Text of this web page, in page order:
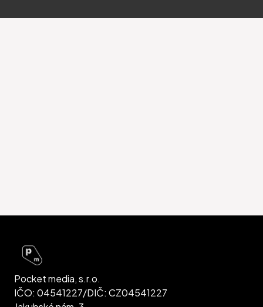
Pocket media, s.r.o.
IČO: 04541227/DIČ: CZ04541227